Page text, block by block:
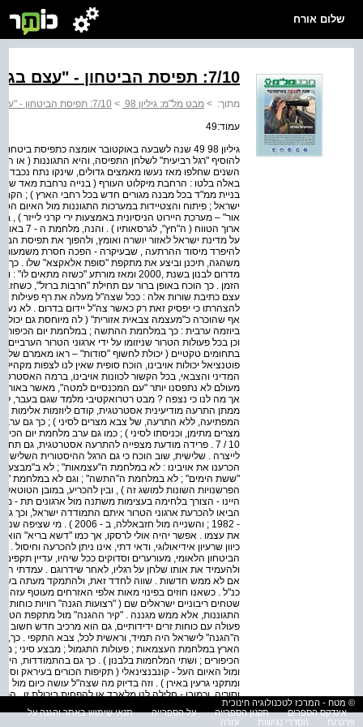
שלום אורח
7/10: תפיסת הביטחון - "עצם בגרון"...
מתוך: > מבט מל"מ: גיליון 98 > 7/10: תפיסת הביטחון - "עצם בגרון"...
עמוד:49
גיליון 98 49 שנה לשבעה באוקטובר אומצה
להוסיף "רגל רביעית" לשלחן התפיסה, והיא התגוננות ( או
השנים שחלפו מאז נעשו מאמצים גדולים, שינקו נתח נכבד
באלה בלטו : הרחבת מיקלוט העורף ( בנייה נרחבת מאד של
בניית ממ"ד בכל מבנה מגורים חדש בכל רחבי הארץ ) ;
ישראל ; פיתוח והצטיידות במערכות התגוננות מול האיום
אור" – מערכת היירוט הניסיונית באמצעות ירי קרני לייזר )
על מדינת ישראל לאזור יושרה ואומץ, ולהפוך את תפיסת
להיפרד מיסוד ההרתעה , שבעיקרה - הפכה חסרת משמעות
משהגה, תיכנן וביצע את מתקפת "סופת אלאקצא" שלו . כך
מדרום לבנון בשנת ,2000 ומאז מורתע
הזמן . כך הוכח באופן ברור עם תחילת "חרבות ברזל",
עצם כתיבת שורות אלה : ככל שצה"ל מעלה את רף פעילות
להצהרתו כי יפסיק זאת רק כאשר צה"ל יידום בדרום . לא
אף שהוכרה כ"מעצמה צבאית אזורית" ( לה מיוחסת גם
ביוזמה ערבית : כך במלחמת ההתשה ; במלחמת יום
פוטנציאל יכולות אויבינו, הוכח סופית שאין לנו לצפות
המדיני והצבאי, בכל הקשור לכוונות אויבינו, ברמה
מעולם לא נתפסנו יותר "עם המכנסיים למטה", מאשר
אך מה לנו כי נצפה ? מבט רטרואקטיבי מלמד שגם בעבר,
המפתיעה, ללא התרעה, של צבא מצרים לסיני ) ; כך גם
מצרים מתימן, וכניסתו לסיני ) ; כמו גם ערב מלחמת יום
10 / 7 . פרידה מודעת מצפייה להתרעה אסטרטגית, גם
לייצרה . שלישית, שוב הוכח כי גם הרגל ההיסטורית
הכרענו את אויבינו : לא במלחמת ה"עצמאות" ; לא ב"מבצע
"ששת הימים" ; לא במלחמת ה"התשה" ; וגם לא במלחמת "יום
הפרשנויות השונות למושג זה ) , ובין להכריע, במובן
היינו - הצורך בלחימה בעצימות משתנה מול ארגונים תת -
הביאו להכרעת ארגוני הטרור איתם התמודדה ישראל, וכך
- 1982 ; והשנייה מול
את עצמו . אפשר יהיה אולי לרסקו, אך כמו "דשא בריא"
כיוון שרעיון אידיאולוגי, ודאי דתי, אינו ניתן להכרעה
הביטחון הלאומי, מעורערים וסדוקים ככל שיהיו, עדיין
ולהעמיד את אותו שלחן על רגליו, לאחר שידרוגם . עמדתי
אם לא ממש חדשות . שווה לחדד זאת, ולהתמקד מעתה
כנ"ל . כשאנו חוזים בפינוי מאות אלפי האזרחים מעוטף עזה
שטחים ריבוניים ישראלים שם ( "רצועות הגנה" רוויות
פעולה עם כוחות זרים ידידותיים, גם הוא מרכיב חדש חשוב
ה"הגנה" לישראל היה תמיד, וראשית לכל, צבא התקפי . כך,
הארץ במלחמת העצמאות ; פעולות התגמול ; מבצע סיני ;
הכיפורים ; ושתי המלחמות בלבנון ) . כך גם בהתמודדות,
ומול האיום העל - קונבנצינאלי ( תקיפות הכורים בעיראק
ומתקני גרעין באירן ) . וזה בדיוק מה שצה"ל עושה כיום
וסוריה, וכמובן - חלילה לנו מלאבד או להפחית ביכולת זו .
יותר ויותר חשובה, ודאי בימים אלה, היא יסוד המתינות .
בזירת הפנים, לצורך הידוק אחדות העם שהתפרקה למדי,
© מטח - המרכז לטכנולוגיה חינוכית
אינדקס הספרים
תקנון הספרייה על הספרייה
תנאי שימוש באתר והגנה על
פרטיות
הסדרי נגישות עזרה